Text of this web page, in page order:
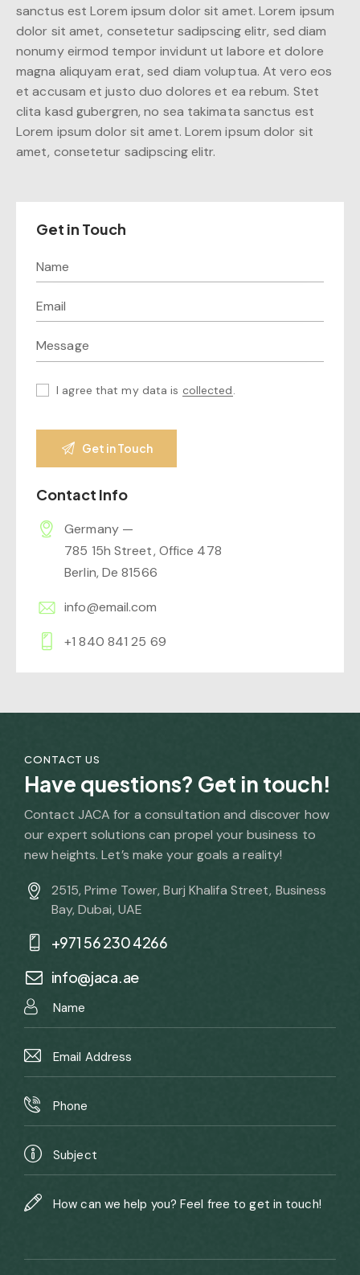
sanctus est Lorem ipsum dolor sit amet. Lorem ipsum
dolor sit amet, consetetur sadipscing elitr, sed diam
nonumy eirmod tempor invidunt ut labore et dolore
magna aliquyam erat, sed diam voluptua. At vero eos
et accusam et justo duo dolores et ea rebum. Stet
clita kasd gubergren, no sea takimata sanctus est
Lorem ipsum dolor sit amet. Lorem ipsum dolor sit
amet, consetetur sadipscing elitr.
Get in Touch
I agree that my data is collected.
Contact Info
Germany —
785 15h Street, Office 478
Berlin, De 81566
info@email.com
+1 840 841 25 69
CONTACT US
Have questions? Get in touch!
Contact JACA for a consultation and discover how
our expert solutions can propel your business to
new heights. Let’s make your goals a reality!
2515, Prime Tower, Burj Khalifa Street, Business
Bay, Dubai, UAE
+971 56 230 4266
info@jaca.ae